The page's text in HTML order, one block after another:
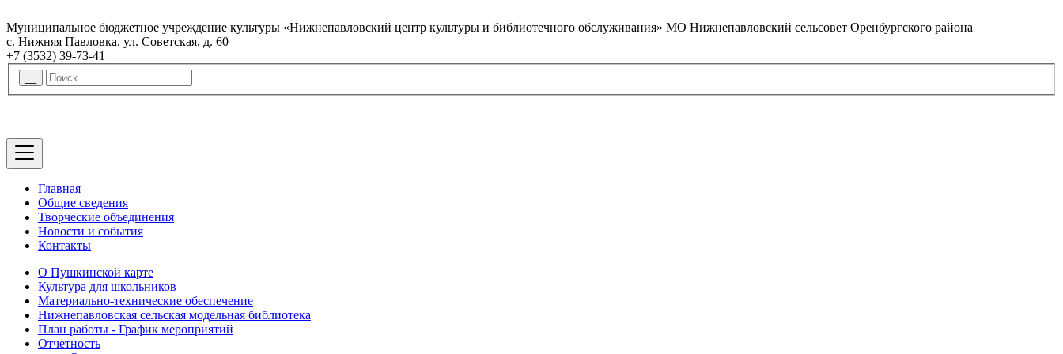
Муниципальное бюджетное учреждение культуры «Нижнепавловский центр культуры и библиотечного обслуживания» МО Нижнепавловский сельсовет Оренбургского района
с. Нижняя Павловка, ул. Советская, д. 60
+7 (3532) 39-73-41
Главная
Общие сведения
Творческие объединения
Новости и события
Контакты
О Пушкинской карте
Культура для школьников
Материально-технические обеспечение
Нижнепавловская сельская модельная библиотека
План работы - График мероприятий
Отчетность